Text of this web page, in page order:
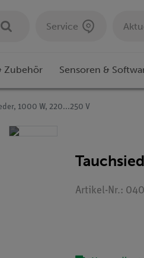
Service
Zubehör Sensoren &
1000 W, 220...250 V
Artikel-Nr.: